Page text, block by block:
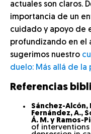
actuales son claros.
importancia de un
cuidado y apoyo de
profundizando en el
sugerimos nuestro
duelo: Más allá de la
Referencias
Sánchez-Alcón,
Fernández, A.,
Á. M. y Ramos-
of